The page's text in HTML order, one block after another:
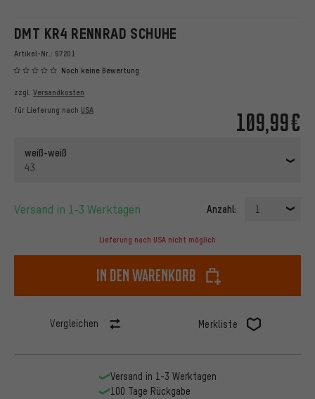
DMT KR4 RENNRAD SCHUHE
Artikel-Nr.: 97201
Noch keine Bewertung
109,99€
zzgl. Versandkosten
für Lieferung nach USA
weiß-weiß
43
Versand in 1-3 Werktagen Anzahl: 1
Lieferung nach USA nicht möglich
In den Warenkorb
Vergleichen Merkliste
Versand in 1-3 Werktagen
100 Tage Rückgabe